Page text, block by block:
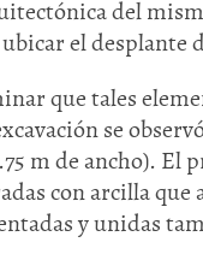
del
el desplante
que tales
se
m de ancho).
con arcilla
y unidas